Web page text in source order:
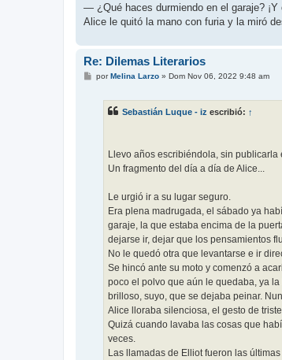
— ¿Qué haces durmiendo en el garaje?
Alice le quitó la mano con furia y la miró
Re: Dilemas Literarios
Mpor Melina Larzo» Dom Nov 06, 2022 9:48 am
Sebastián Luque - iz escribió: ↑
Llevo años escribiéndola, sin
Un fragmento del día a día de Alice...
Le urgió ir a su lugar seguro.
Era plena madrugada, el sábado ya
garaje, la que estaba encima de la
dejarse ir, dejar que los pensamientos
No le quedó otra que levantarse e ir
Se hincó ante su moto y comenzó a
poco el polvo que aún le quedaba, ya
brilloso, suyo, que se dejaba peinar.
Alice lloraba silenciosa, el gesto de
Quizá cuando lavaba las cosas que
veces.
Las llamadas de Elliot fueron las